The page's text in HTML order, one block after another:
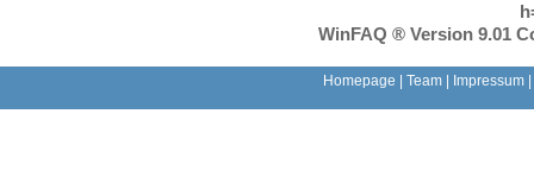
WinFAQ ® Version 9.01
Homepage Team| Impressum|